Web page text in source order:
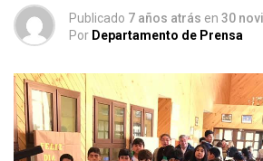
Publicado 7 años atrás en 30
Por Departamento de Prensa